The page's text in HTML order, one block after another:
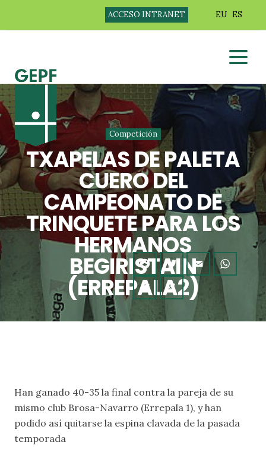
ACCESO INTRANET EU ES
Competición
TXAPELAS DE PALETA
CUERO DEL
CAMPEONATO DE
TRINQUETE PARA LOS
HERMANOS
BEGIRISTAIN
(ERREPALA2)
Han ganado 40-35 la final contra la pareja de su
mismo club Brosa-Navarro (Errepala 1), y han
podido así quitarse la espina clavada de la pasada
temporada